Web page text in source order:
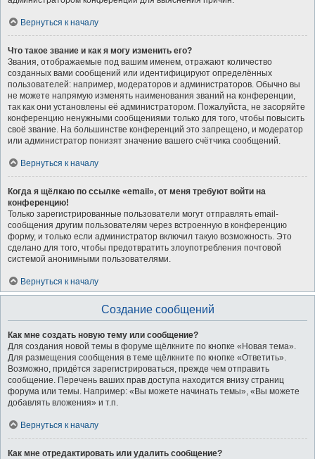
Вернуться к началу
Что такое звание и как я могу изменить его?
Звания, отображаемые под вашим именем, отражают количество
созданных вами сообщений или идентифицируют определённых
пользователей: например, модераторов и администраторов. Обычно вы
не можете напрямую изменять наименования званий на конференции,
так как они установлены её администратором. Пожалуйста, не засоряйте
конференцию ненужными сообщениями только для того, чтобы повысить
своё звание. На большинстве конференций это запрещено, и модератор
или администратор понизят значение вашего счётчика сообщений.
Вернуться к началу
Когда я щёлкаю по ссылке «email», от меня требуют войти на
конференцию!
Только зарегистрированные пользователи могут отправлять email-
сообщения другим пользователям через встроенную в конференцию
форму, и только если администратор включил такую возможность. Это
сделано для того, чтобы предотвратить злоупотребления почтовой
системой анонимными пользователями.
Вернуться к началу
Создание сообщений
Как мне создать новую тему или сообщение?
Для создания новой темы в форуме щёлкните по кнопке «Новая тема».
Для размещения сообщения в теме щёлкните по кнопке «Ответить».
Возможно, придётся зарегистрироваться, прежде чем отправить
сообщение. Перечень ваших прав доступа находится внизу страниц
форума или темы. Например: «Вы можете начинать темы», «Вы можете
добавлять вложения» и т.п.
Вернуться к началу
Как мне отредактировать или удалить сообщение?